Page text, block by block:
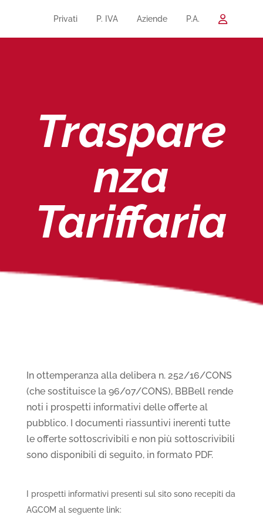
Privati P. IVA Aziende P.A.
Traspare
nza
Tariffaria
In ottemperanza alla delibera n. 252/16/CONS
(che sostituisce la 96/07/CONS), BBBell rende
noti i prospetti informativi delle offerte al
pubblico. I documenti riassuntivi inerenti tutte
le offerte sottoscrivibili e non più sottoscrivibili
sono disponibili di seguito, in formato PDF.
I prospetti informativi presenti sul sito sono recepiti da
AGCOM al seguente link: